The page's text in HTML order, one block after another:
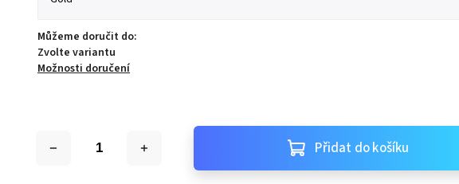
Můžeme doručit do:
Zvolte variantu
Možnosti doručení
Přidat do košíku